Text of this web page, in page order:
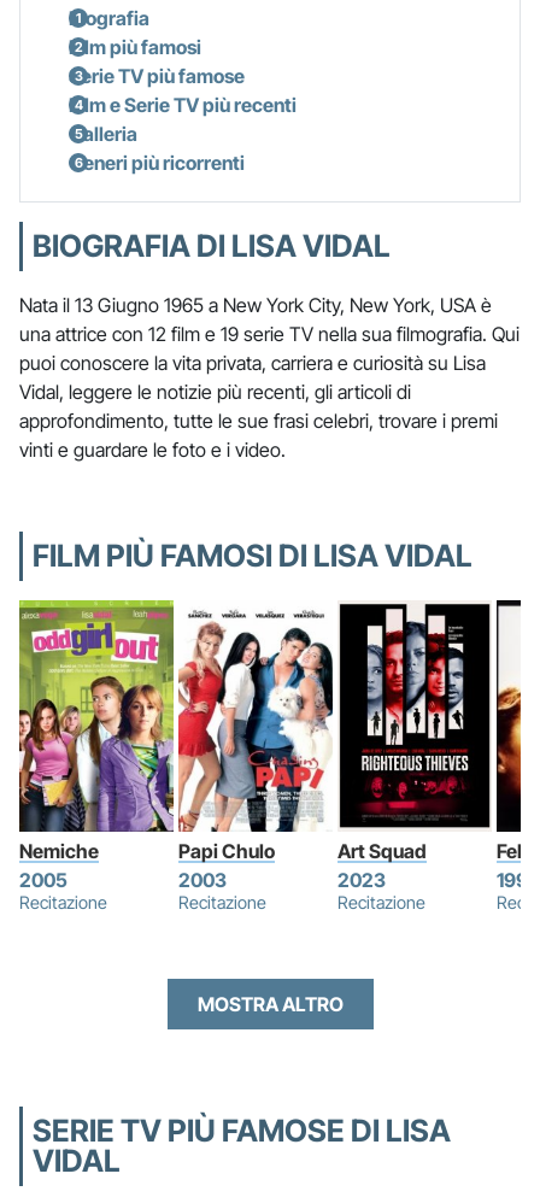
Biografia
Film più famosi
Serie TV più famose
Film e Serie TV più recenti
Galleria
Generi più ricorrenti
BIOGRAFIA DI LISA VIDAL
Nata il 13 Giugno 1965 a New York City, New York, USA è
una attrice con 12 film e 19 serie TV nella sua filmografia. Qui
puoi conoscere la vita privata, carriera e curiosità su Lisa
Vidal, leggere le notizie più recenti, gli articoli di
approfondimento, tutte le sue frasi celebri, trovare i premi
vinti e guardare le foto e i video.
FILM PIÙ FAMOSI DI LISA VIDAL
Nemiche
2005
Recitazione
Papi Chulo
2003
Recitazione
Art Squad
2023
Recitazione
1997
MOSTRA ALTRO
SERIE TV PIÙ FAMOSE DI LISA
VIDAL